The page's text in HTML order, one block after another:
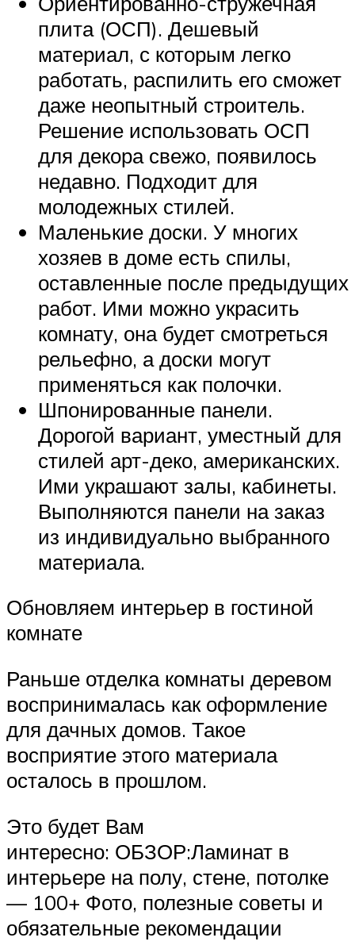
плита (ОСП). Дешевый
материал, с которым легко
работать, распилить его сможет
даже неопытный строитель.
Решение использовать ОСП
для декора свежо, появилось
недавно. Подходит для
молодежных стилей.
Маленькие доски. У многих
хозяев в доме есть спилы,
оставленные после предыдущих
работ. Ими можно украсить
комнату, она будет смотреться
рельефно, а доски могут
применяться как полочки.
Шпонированные панели.
Дорогой вариант, уместный для
стилей арт-деко, американских.
Ими украшают залы, кабинеты.
Выполняются панели на заказ
из индивидуально выбранного
материала.
Обновляем интерьер в гостиной
комнате
Раньше отделка комнаты деревом
воспринималась как оформление
для дачных домов. Такое
восприятие этого материала
осталось в прошлом.
Это будет Вам
интересно: ОБЗОР:Ламинат в
интерьере на полу, стене, потолке
— 100+ Фото, полезные советы и
обязательные рекомендации